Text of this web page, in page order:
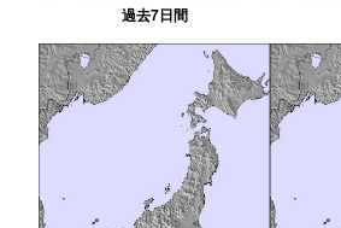
過去7日間